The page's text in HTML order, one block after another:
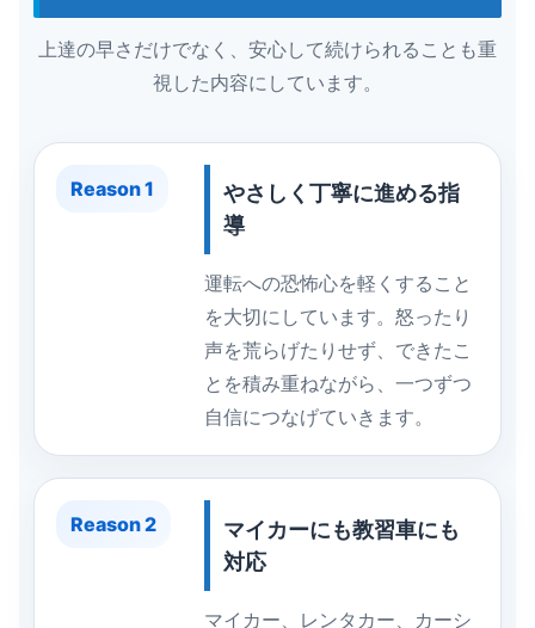
上達の早さだけでなく、安心して続けられることも重
視した内容にしています。
Reason 1
やさしく丁寧に進める指
導
運転への恐怖心を軽くすること
を大切にしています。怒ったり
声を荒らげたりせず、できたこ
とを積み重ねながら、一つずつ
自信につなげていきます。
Reason 2
マイカーにも教習車にも
対応
マイカー、レンタカー、カーシ